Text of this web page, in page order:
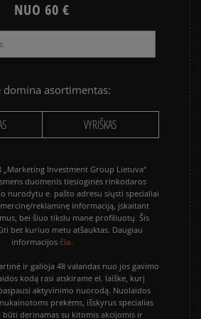
kurjeriui kortele arba grynais.
NUO 60 €
domina asortimentas:
VYRIŠKAS
„Marketing Investment Group Lietuva“
duomenis tiesioginės rinkodaros
nurodytu e. pašto adresu siųsti specialiai
reklaminę informaciją, įskaitant
bei šiuo tikslu mane profiliuotų. Šis
bet kuriuo metu atšauktas. Daugiau
informacijos čia.
ir galioja 48 valandas nuo jos gavimo
kodą rasi atskirame el. laiške, kurį
aktyvinimo nuorodą. Nuolaidos
prekėms, išskyrus specialias
būti derinamas su kitomis akcijomis ir